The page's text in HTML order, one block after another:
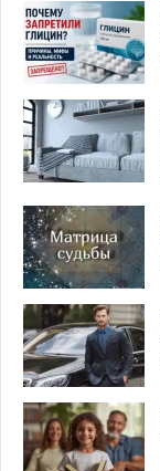
н
ы
й
в
е
ч
е
с
т
ь